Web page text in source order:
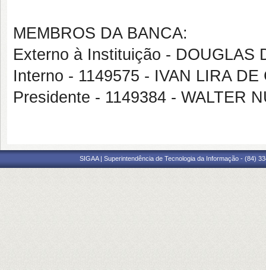
MEMBROS DA BANCA:
Externo à Instituição - DOUGLAS
Interno - 1149575 - IVAN LIRA DE
Presidente - 1149384 - WALTER
SIGAA | Superintendência de Tecnologia da Informação - (84)